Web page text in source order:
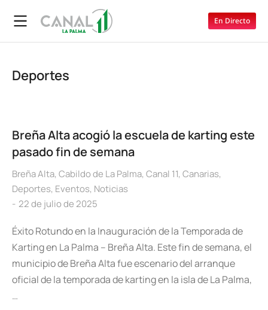
En Directo
Deportes
Breña Alta acogió la escuela de karting este
pasado fin de semana
Breña Alta, Cabildo de La Palma, Canal 11, Canarias,
Deportes, Eventos, Noticias
22 de julio de 2025
Éxito Rotundo en la Inauguración de la Temporada de
Karting en La Palma – Breña Alta. Este fin de semana, el
municipio de Breña Alta fue escenario del arranque
oficial de la temporada de karting en la isla de La Palma,
…